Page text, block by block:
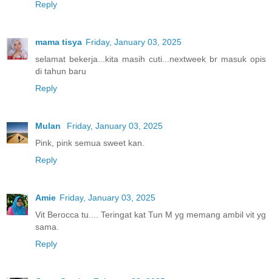
Reply
mama tisya Friday, January 03, 2025
selamat bekerja...kita masih cuti...nextweek br masuk opis
di tahun baru
Reply
Mulan
Friday, January 03, 2025
Pink, pink semua sweet kan.
Reply
Amie Friday, January 03, 2025
Vit Berocca tu.... Teringat kat Tun M yg memang ambil vit yg
sama.
Reply